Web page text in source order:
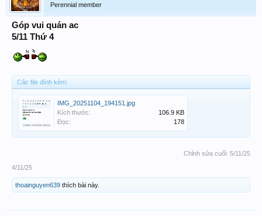
Perennial member
Góp vui quán ac
5/11 Thứ 4
Các file đính kèm:
IMG_20251104_194151.jpg
Kích thước:
106.9 KB
Đọc:
178
Chỉnh sửa cuối: 5/11/25
4/11/25
thoainguyen639 thích bài này.